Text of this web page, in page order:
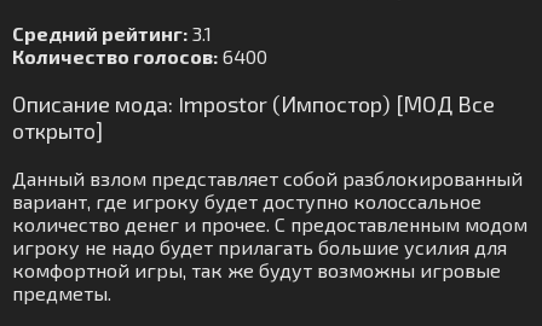
Средний рейтинг: 3.1
Количество голосов: 6400
Описание мода: Impostor (Импостор) [МОД Все
открыто]
Данный взлом представляет собой разблокированный
вариант, где игроку будет доступно колоссальное
количество денег и прочее. С предоставленным модом
игроку не надо будет прилагать большие усилия для
комфортной игры, так же будут возможны игровые
предметы.